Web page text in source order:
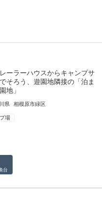
ーラーハウスからキャンプサ
そろう、遊園地隣接の「泊ま
地」
県 相模原市緑区
場
台